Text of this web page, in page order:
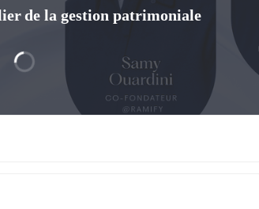
de la gestion patrimoniale